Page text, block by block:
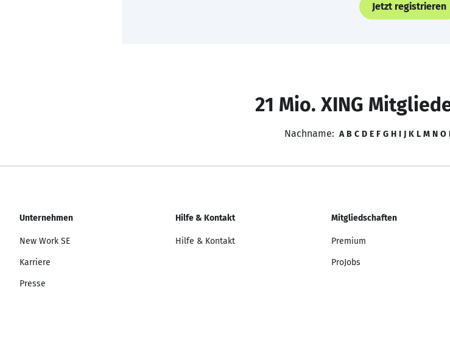
Jetzt registrieren
21 Mio. XING
Nachname: A B C D E F G H I J K L M N O
Unternehmen
New Work SE
Karriere
Presse
Hilfe & Kontakt
Hilfe & Kontakt
Mitgliedschaften
Premium
ProJobs